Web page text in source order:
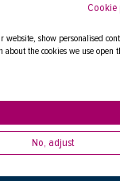
Cookie
website, show personalised
the cookies we use open
No, adjust